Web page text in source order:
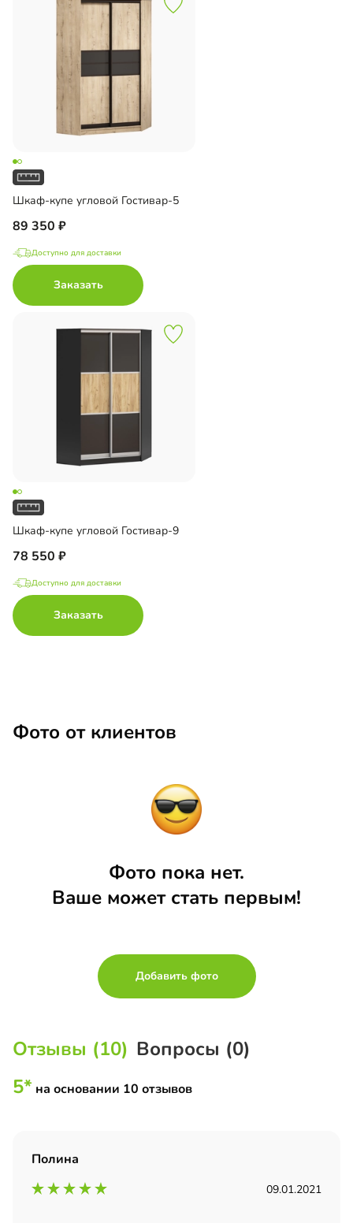
Шкаф-купе угловой Гостивар-5
89 350
Доступно для доставки
Заказать
Шкаф-купе угловой Гостивар-9
78 550
Доступно для доставки
Заказать
Фото от клиентов
Фото пока нет.
Ваше может стать первым!
Добавить фото
Отзывы (10) Вопросы (0)
5* на основании 10 отзывов
Полина
09.01.2021